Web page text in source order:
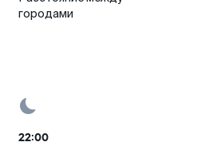
городами
22:00